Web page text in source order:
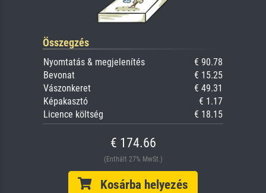
Összegzés
Nyomtatás & megjelenítés
€ 90.78
Bevonat
€ 15.25
Vászonkeret
€ 49.31
Képakasztó
€ 1.17
Licence költség
€ 18.15
€ 174.66
(Enthält 27% MwSt.)
Kosárba helyezés